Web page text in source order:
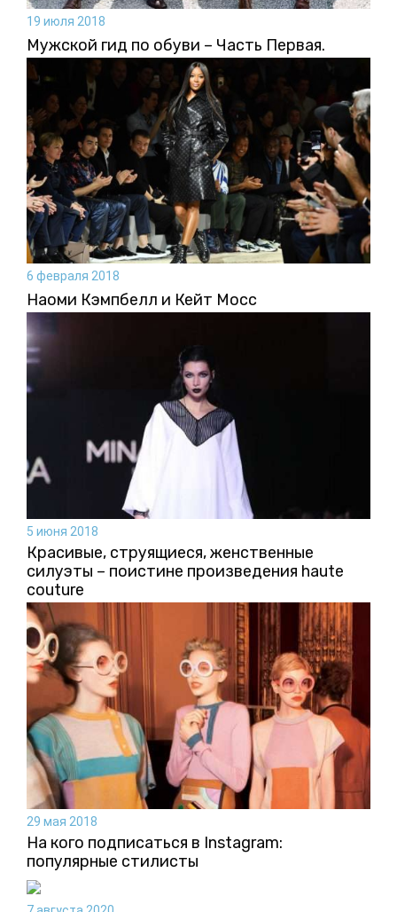
19 июля 2018
Мужской гид по обуви – Часть Первая.
6 февраля 2018
Наоми Кэмпбелл и Кейт Мосс
5 июня 2018
Красивые, струящиеся, женственные
силуэты – поистине произведения haute
couture
29 мая 2018
На кого подписаться в Instagram:
популярные стилисты